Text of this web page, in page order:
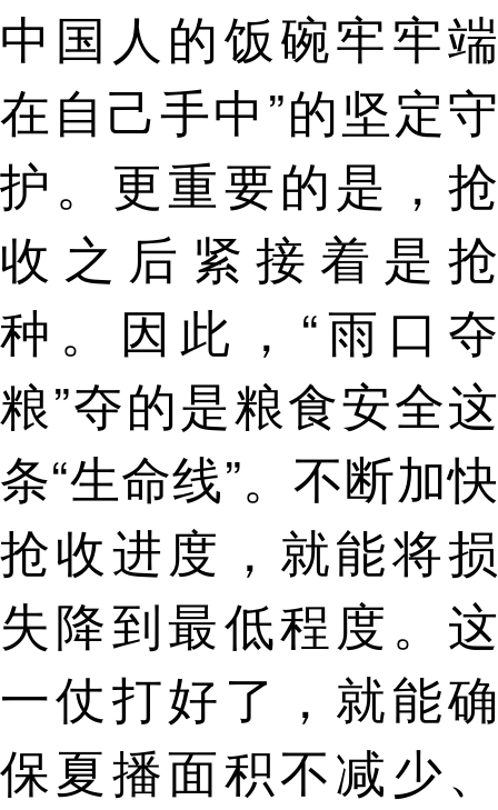
中国人的饭碗牢牢端
在自己手中”的坚定守
护。更重要的是，抢
收之后紧接着是抢
种。因此，“雨口夺
粮”夺的是粮食安全这
条“生命线”。不断加快
抢收进度，就能将损
失降到最低程度。这
一仗打好了，就能确
保夏播面积不减少、